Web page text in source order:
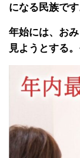
になる民族です
年始には、お
見ようとする